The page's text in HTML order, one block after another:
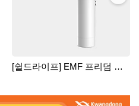
[쉴드라이프] EMF 프리덤 헤